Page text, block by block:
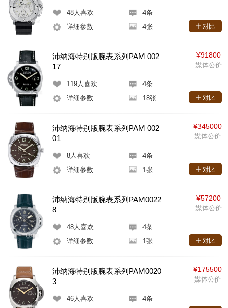
48人喜欢
4条
详细参数
4张 对比
沛纳海特别版腕表系列PAM 002
17
119人喜欢
4条
详细参数
18张
¥91800
媒体公价
对比
沛纳海特别版腕表系列PAM 002
01
8人喜欢
4条
详细参数
1张
¥345000
媒体公价
对比
沛纳海特别版腕表系列PAM0022
8
48人喜欢
4条
详细参数
1张
¥57200
媒体公价
对比
沛纳海特别版腕表系列PAM0020
3
46人喜欢
4条
¥175500
媒体公价